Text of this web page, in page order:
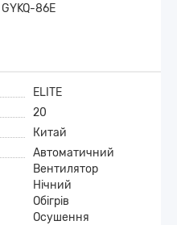
GYKQ-86E
ELITE
20
Китай
Автоматичний
Вентилятор
Нічний
Обігрів
Осушення